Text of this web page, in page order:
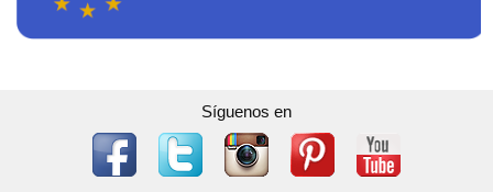
Síguenos en